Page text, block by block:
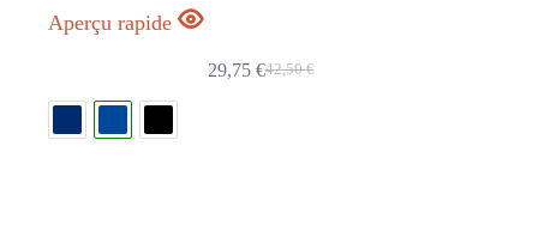
Aperçu rapide
42,50€
29,75 €